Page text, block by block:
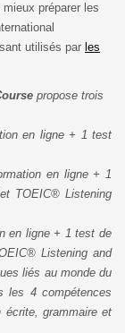
mieux préparer les
utilisés par les
propose trois
en ligne + 1 test
en ligne + 1
TOEIC® Listening
en ligne + 1 test de
Listening and
liés au monde du
les 4 compétences
grammaire et